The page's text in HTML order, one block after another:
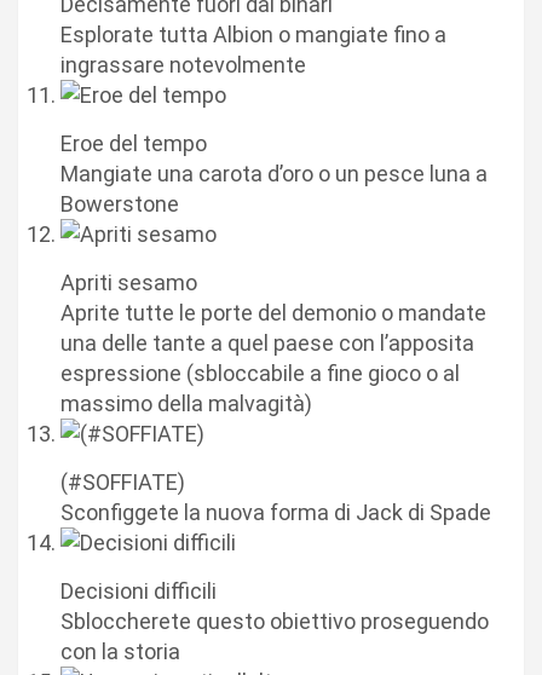
Esplorate tutta Albion o mangiate fino a
ingrassare notevolmente
Eroe del tempo
Mangiate una carota d’oro o un pesce luna a
Bowerstone
Apriti sesamo
Aprite tutte le porte del demonio o mandate
una delle tante a quel paese con l’apposita
espressione (sbloccabile a fine gioco o al
massimo della malvagità)
(#SOFFIATE)
Sconfiggete la nuova forma di Jack di Spade
Decisioni difficili
Sbloccherete questo obiettivo proseguendo
con la storia